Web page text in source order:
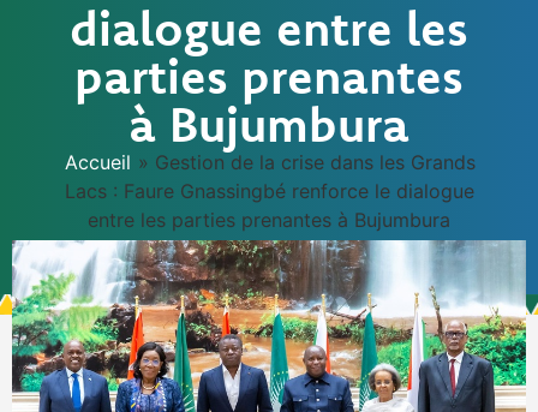
dialogue entre les
parties prenantes
à Bujumbura
Accueil » Gestion de la crise dans les Grands
Lacs : Faure Gnassingbé renforce le dialogue
entre les parties prenantes à Bujumbura